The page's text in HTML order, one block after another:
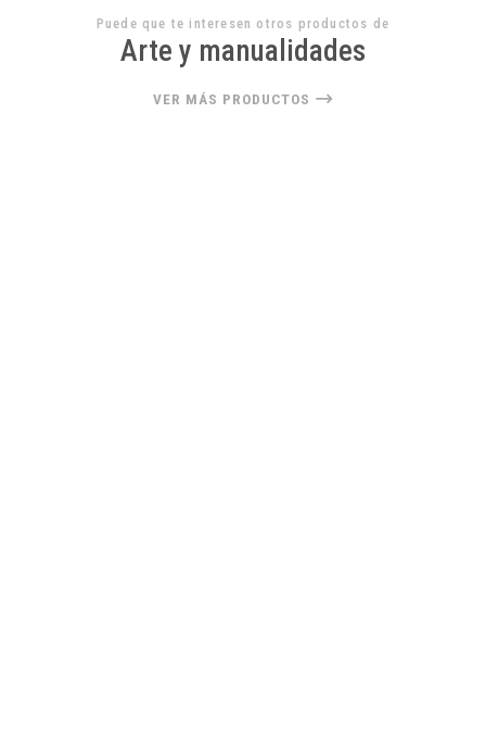
Puede que te interesen otros productos de
Arte y manualidades
VER MÁS PRODUCTOS